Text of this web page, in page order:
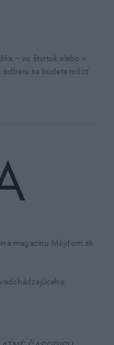
magazínu Môjdom.sk
– vo štvrtok alebo v
odberu sa budete môcť